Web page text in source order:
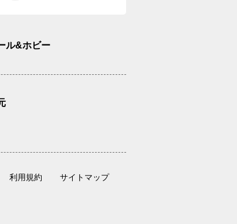
ル&ホビー
利用規約 サイトマップ